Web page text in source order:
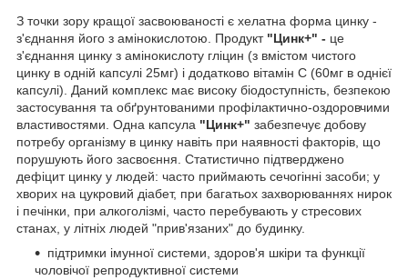
З точки зору кращої засвоюваності є хелатна форма цинку -
з'єднання його з амінокислотою. Продукт "Цинк+" - це
з'єднання цинку з амінокислоту гліцин (з вмістом чистого
цинку в одній капсулі 25мг) і додатково вітамін С (60мг в однієї
капсулі). Даний комплекс має високу біодоступність, безпекою
застосування та обґрунтованими профілактично-оздоровчими
властивостями. Одна капсула "Цинк+" забезпечує добову
потребу організму в цинку навіть при наявності факторів, що
порушують його засвоєння. Статистично підтверджено
дефіцит цинку у людей: часто приймають сечогінні засоби; у
хворих на цукровий діабет, при багатьох захворюваннях нирок
і печінки, при алкоголізмі, часто перебувають у стресових
станах, у літніх людей "прив'язаних" до будинку.
підтримки імунної системи, здоров'я шкіри та функції
чоловічої репродуктивної системи